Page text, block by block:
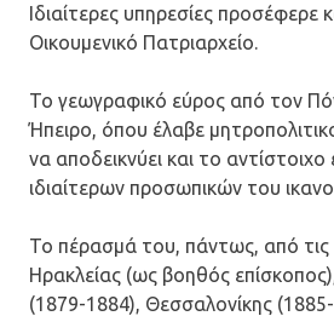
Ιδιαίτερες υπηρεσίες προσέφερε
Οικουμενικό Πατριαρχείο.
Το γεωγραφικό εύρος από τον
Ήπειρο, όπου έλαβε
να αποδεικνύει και το
ιδιαίτερων προσωπικών του
Το πέρασμά του, πάντως, από τις
Ηρακλείας (ως βοηθός
(1879-1884), Θεσσαλονίκης